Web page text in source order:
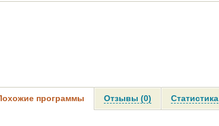
программы Отзывы (0) Статистика